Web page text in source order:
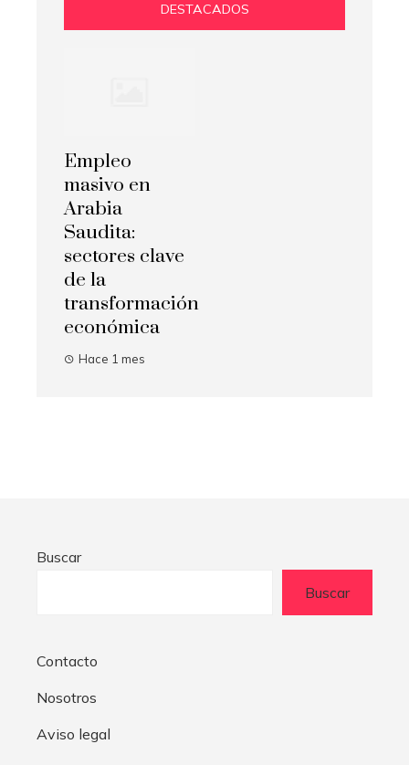
DESTACADOS
Empleo
masivo en
Arabia
Saudita:
sectores clave
de la
transformación
económica
Hace 1 mes
Buscar
Buscar
Contacto
Nosotros
Aviso legal